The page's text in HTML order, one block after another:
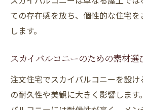
個性を表現するスカイバ
家具選びで変わるスカイ
スペースを最大限に活か
ユニークなデザインで注
ての存在感を放ち、個性的な住宅
します。
スカイバルコニーのための素材選
注文住宅でスカイバルコニーを設
の耐久性や美観に大きく影響します